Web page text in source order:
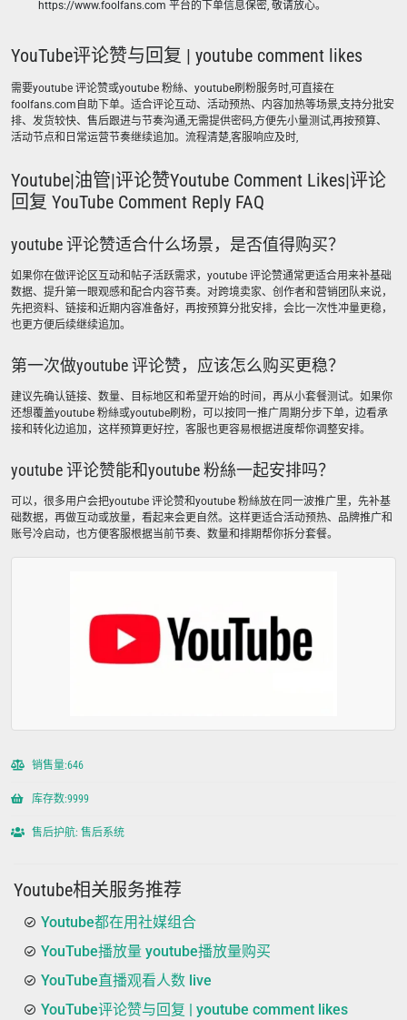
https://www.foolfans.com 平台的下单信息保密, 敬请放心。
YouTube评论赞与回复 | youtube comment likes
需要youtube 评论赞或youtube 粉絲、youtube刷粉服务时,可直接在
foolfans.com自助下单。适合评论互动、活动预热、内容加热等场景,支持分批安
排、发货较快、售后跟进与节奏沟通,无需提供密码,方便先小量测试,再按预算、
活动节点和日常运营节奏继续追加。流程清楚,客服响应及时,
Youtube|油管|评论赞Youtube Comment Likes|评论
回复 YouTube Comment Reply FAQ
youtube 评论赞适合什么场景，是否值得购买？
如果你在做评论区互动和帖子活跃需求，youtube 评论赞通常更适合用来补基础
数据、提升第一眼观感和配合内容节奏。对跨境卖家、创作者和营销团队来说，
先把资料、链接和近期内容准备好，再按预算分批安排，会比一次性冲量更稳，
也更方便后续继续追加。
第一次做youtube 评论赞，应该怎么购买更稳？
建议先确认链接、数量、目标地区和希望开始的时间，再从小套餐测试。如果你
还想覆盖youtube 粉絲或youtube刷粉，可以按同一推广周期分步下单，边看承
接和转化边追加，这样预算更好控，客服也更容易根据进度帮你调整安排。
youtube 评论赞能和youtube 粉絲一起安排吗？
可以，很多用户会把youtube 评论赞和youtube 粉絲放在同一波推广里，先补基
础数据，再做互动或放量，看起来会更自然。这样更适合活动预热、品牌推广和
账号冷启动，也方便客服根据当前节奏、数量和排期帮你拆分套餐。
销售量:646
库存数:9999
售后护航: 售后系统
Youtube相关服务推荐
Youtube都在用社媒组合
YouTube播放量 youtube播放量购买
YouTube直播观看人数 live
YouTube评论赞与回复 | youtube comment likes